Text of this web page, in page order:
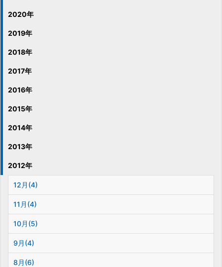
2020年
2019年
2018年
2017年
2016年
2015年
2014年
2013年
2012年
12月(4)
11月(4)
10月(5)
9月(4)
8月(6)